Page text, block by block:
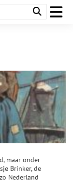
maar onder
Brinker, de
Nederland